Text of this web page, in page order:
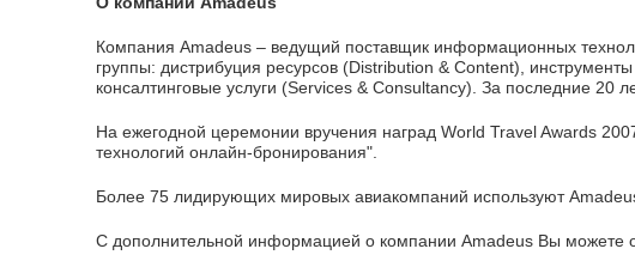
Компания Amadeus – ведущий поставщик информационных
группы: дистрибуция ресурсов (Distribution & Content),
консалтинговые услуги (Services & Consultancy). За последние
На ежегодной церемонии вручения наград World Travel Awards
технологий онлайн-бронирования".
Более 75 лидирующих мировых авиакомпаний используют
С дополнительной информацией о компании Amadeus Вы можете